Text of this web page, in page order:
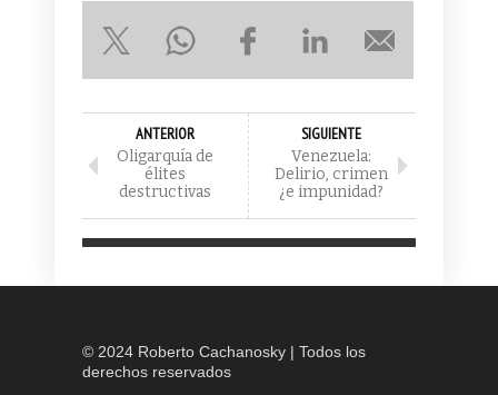
ANTERIOR
Oligarquía de
élites
destructivas
SIGUIENTE
Venezuela:
Delirio, crimen
¿e impunidad?
© 2024 Roberto Cachanosky | Todos los
derechos reservados